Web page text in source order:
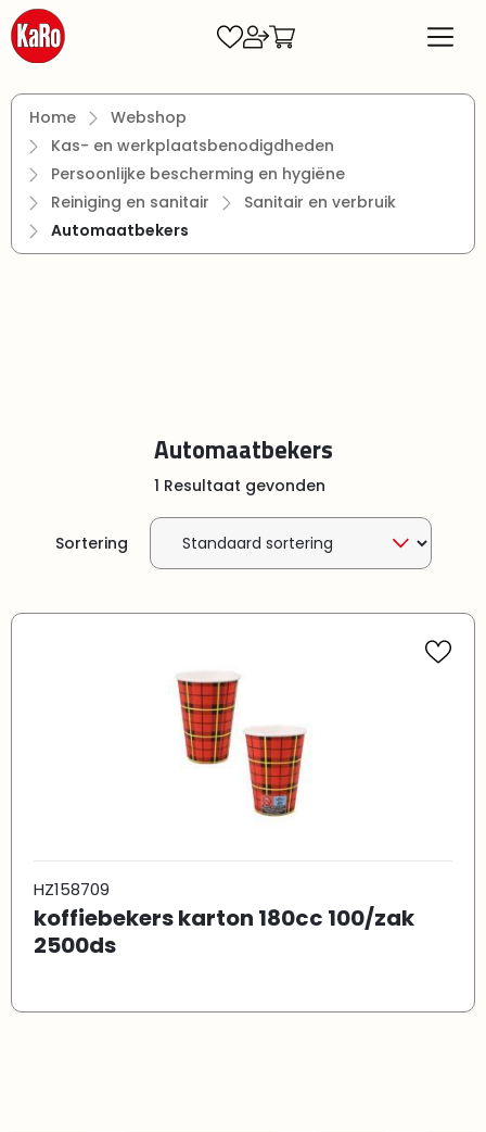
Ga naar de hoofdinhoud
Home
Webshop
Kas- en werkplaatsbenodigdheden
Persoonlijke bescherming en hygiëne
Reiniging en sanitair
Sanitair en verbruik
Automaatbekers
Automaatbekers
1 Resultaat gevonden
Sortering
HZ158709
koffiebekers karton 180cc 100/zak
2500ds